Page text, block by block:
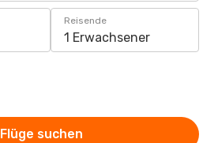
Reisende
1 Erwachsener
Flüge suchen